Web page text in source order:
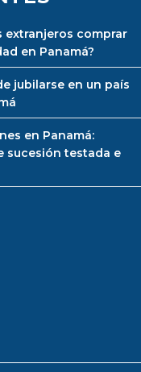
extranjeros comprar
en Panamá?
jubilarse en un país
en Panamá:
sucesión testada e